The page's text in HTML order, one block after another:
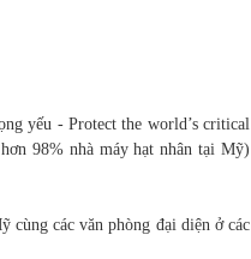
yếu - Protect the world’s critical
98% nhà máyhạt nhân tại Mỹ)
cùng các văn phòng đại diện ở các